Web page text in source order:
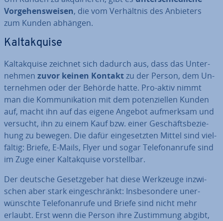
Vor­ge­hens­wei­sen, die vom Ver­hält­nis des Anbieters
zum Kunden abhängen.
Kalt­ak­qui­se
Kalt­ak­qui­se zeichnet sich dadurch aus, dass das Un­ter­
neh­men zuvor keinen Kontaktzu der Person, dem Un­
ter­neh­men oder der Behörde hatte. Pro-aktiv nimmt
man die Kom­mu­ni­ka­ti­on mit dem po­ten­zi­el­len Kunden
auf, macht ihn auf das eigene Angebot auf­merk­sam und
versucht, ihn zu einem Kauf bzw. einer Ge­schäfts­be­zie­
hung zu bewegen. Die dafür ein­ge­setz­ten Mittel sind viel­
fäl­tig: Briefe, E-Mails, Flyer und sogar Te­le­fon­an­ru­fe sind
im Zuge einer Kalt­ak­qui­se vor­stell­bar.
Der deutsche Ge­setz­ge­ber hat diese Werkzeuge in­zwi­
schen aber stark ein­ge­schränkt: Ins­be­son­de­re un­er­
wünsch­te Te­le­fon­an­ru­fe und Briefe sind nicht mehr
erlaubt. Erst wenn die Person ihre Zu­stim­mung abgibt,